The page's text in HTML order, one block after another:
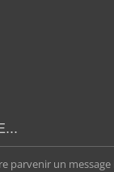
parvenir un message